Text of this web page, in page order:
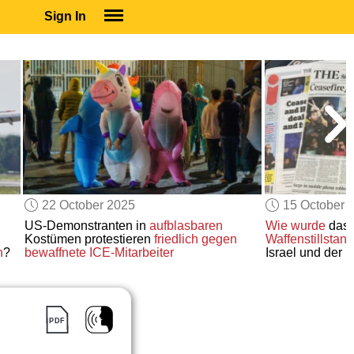
Sign In
SUBSCRIBE
EDUCATIONAL LICENSES
GIFT CARDS
OTHER LANGUAGES
ABOUT US
ALEXA
ADJUST COLORS
?
22 October 2025
US-Demonstranten in aufblasbaren
Kostümen protestieren friedlich gegen
bewaffnete ICE-Mitarbeiter
15 October
Wie wurde das
Israel und der